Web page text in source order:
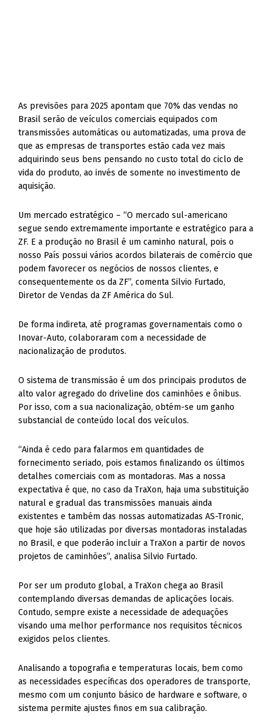
As previsões para 2025 apontam que 70% das vendas no
Brasil serão de veículos comerciais equipados com
transmissões automáticas ou automatizadas, uma prova de
que as empresas de transportes estão cada vez mais
adquirindo seus bens pensando no custo total do ciclo de
vida do produto, ao invés de somente no investimento de
aquisição.
Um mercado estratégico – “O mercado sul-americano
segue sendo extremamente importante e estratégico para a
ZF. E a produção no Brasil é um caminho natural, pois o
nosso País possui vários acordos bilaterais de comércio que
podem favorecer os negócios de nossos clientes, e
consequentemente os da ZF”, comenta Silvio Furtado,
Diretor de Vendas da ZF América do Sul.
De forma indireta, até programas governamentais como o
Inovar-Auto, colaboraram com a necessidade de
nacionalização de produtos.
O sistema de transmissão é um dos principais produtos de
alto valor agregado do driveline dos caminhões e ônibus.
Por isso, com a sua nacionalização, obtém-se um ganho
substancial de conteúdo local dos veículos.
“Ainda é cedo para falarmos em quantidades de
fornecimento seriado, pois estamos finalizando os últimos
detalhes comerciais com as montadoras. Mas a nossa
expectativa é que, no caso da TraXon, haja uma substituição
natural e gradual das transmissões manuais ainda
existentes e também das nossas automatizadas AS-Tronic,
que hoje são utilizadas por diversas montadoras instaladas
no Brasil, e que poderão incluir a TraXon a partir de novos
projetos de caminhões”, analisa Silvio Furtado.
Por ser um produto global, a TraXon chega ao Brasil
contemplando diversas demandas de aplicações locais.
Contudo, sempre existe a necessidade de adequações
visando uma melhor performance nos requisitos técnicos
exigidos pelos clientes.
Analisando a topografia e temperaturas locais, bem como
as necessidades específicas dos operadores de transporte,
mesmo com um conjunto básico de hardware e software, o
sistema permite ajustes finos em sua calibração.